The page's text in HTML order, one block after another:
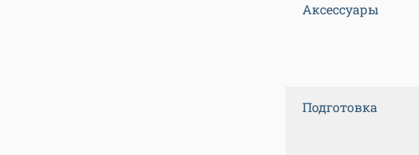
Аксессуары
Подготовка